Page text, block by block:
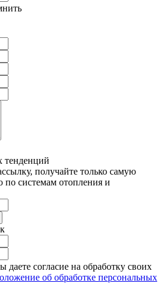
тенденций
получайте только самую
системам отопления и
согласие на обработку своих
об обработке персональных